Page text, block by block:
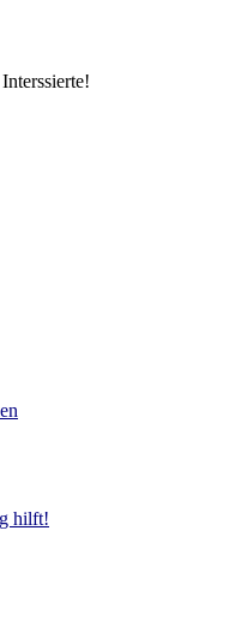
hilft!